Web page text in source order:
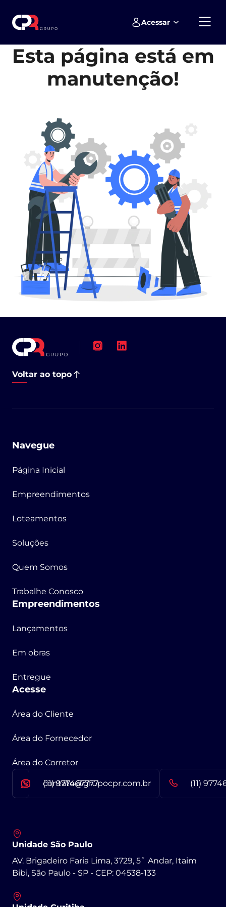
Acessar
Esta página está em
manutenção!
Voltar ao topo
contato@grupocpr.com.br
(11) 977467777 (11)
Navegue
Página Inicial
Empreendimentos
Loteamentos
Soluções
Quem Somos
Trabalhe Conosco
Empreendimentos
Lançamentos
Em obras
Entregue
Acesse
Área do Cliente
Área do Fornecedor
Área do Corretor
Unidade São Paulo
AV. Brigadeiro Faria Lima, 3729, 5˚ Andar, Itaim
Bibi, São Paulo - SP - CEP: 04538-133